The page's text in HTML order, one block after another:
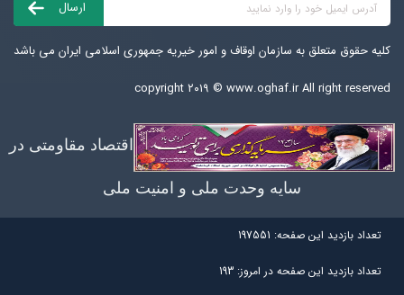
کلیه حقوق متعلق به سازمان اوقاف و امور خیریه جمهوری اسلامی ایران می باشد
copyright ۲۰۱۹ © www.oghaf.irAll right reserved
اقتصاد مقاومتی در
سایه وحدت ملی و امنیت ملی
تعداد بازديد اين صفحه: 197551
تعداد بازديد اين صفحه در امروز: 193